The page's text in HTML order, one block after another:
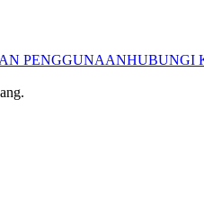
PENGGUNAANHUBUNGI